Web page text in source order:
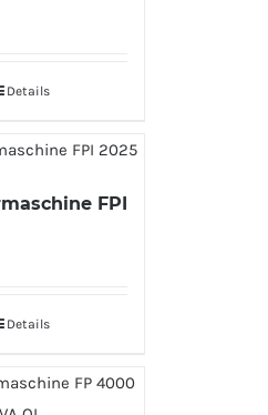
Details
FPI
Details